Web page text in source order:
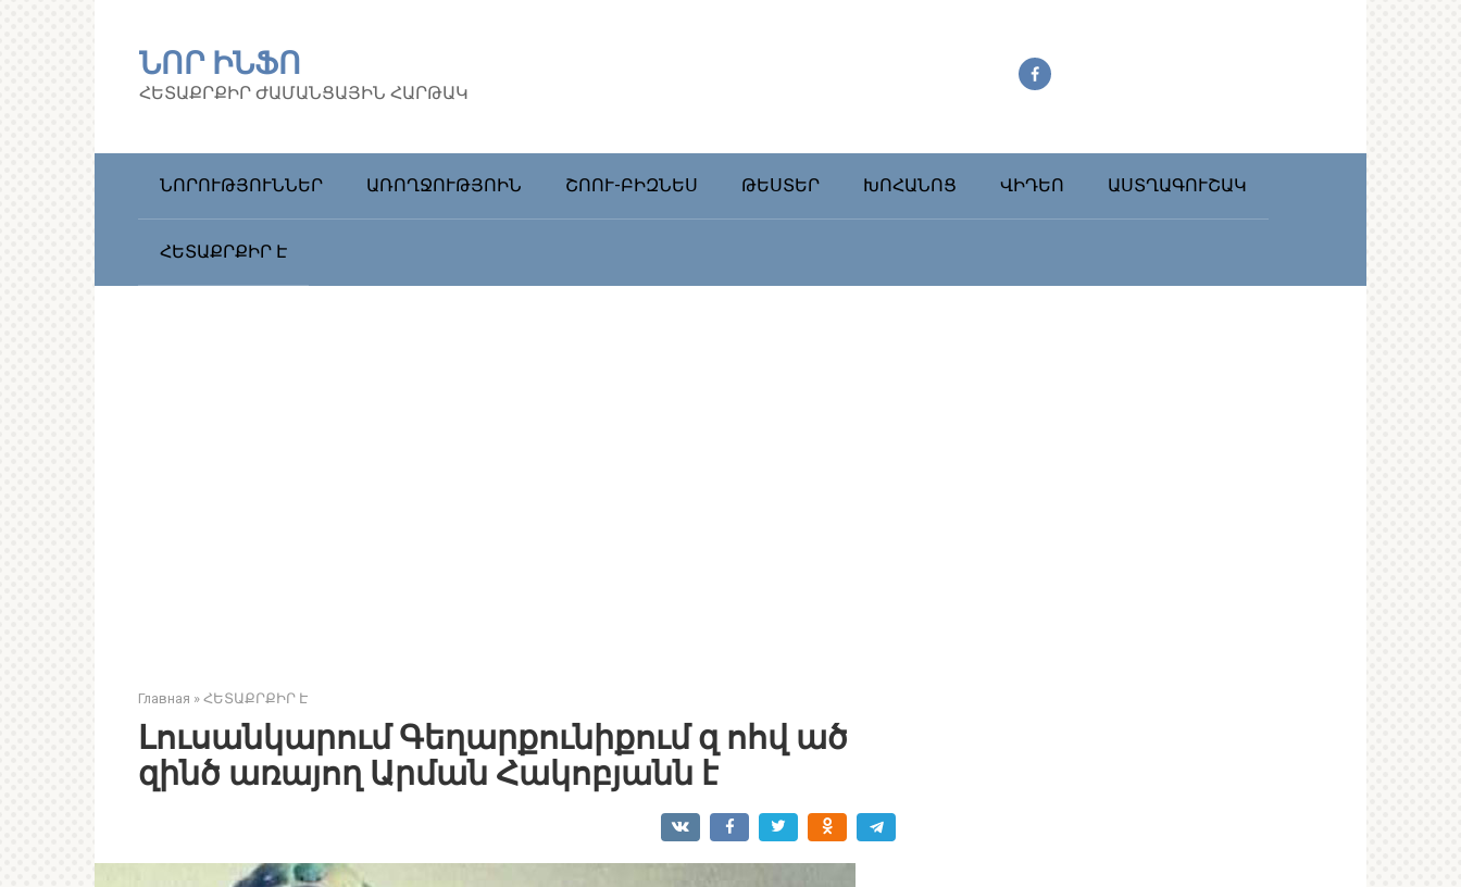
ՆՈՐ ԻՆՖՈ
ՀԵՏԱՔՐՔԻՐ ԺԱՄԱՆՑԱՅԻՆ ՀԱՐԹԱԿ
ՆՈՐՈՒԹՅՈՒՆՆԵՐ ԱՌՈՂՋՈՒԹՅՈԻՆ ՇՈՈՒ-ԲԻԶՆԵՍ ԹԵՍՏԵՐ ԽՈՀԱՆՈՑ ՎԻԴԵՈ ԱՍՏՂԱԳՈՒՇԱԿ
ՀԵՏԱՔՐՔԻՐ Է
Главная » ՀԵՏԱՔՐՔԻՐ Է
Լուսանկարում Գեղարքունիքում զ ոհվ ած
զինծ առայող Արման Հակոբյանն է